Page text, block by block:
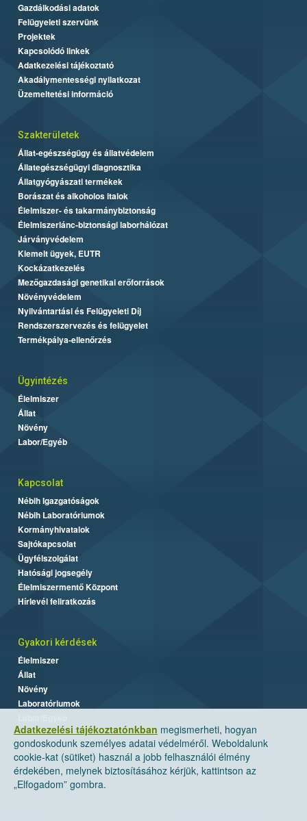
Adatkezelési tájékoztatónkban megismerheti, hogyan
gondoskodunk személyes adatai védelméről. Weboldalunk
cookie-kat (sütiket) használ a jobb felhasználói élmény
érdekében, melynek biztosításához kérjük, kattintson az
„Elfogadom” gombra.
Gazdálkodási adatok
Felügyeleti szervünk
Projektek
Kapcsolódó linkek
Adatkezelési tájékoztató
Akadálymentességi nyilatkozat
Üzemeltetési információ
Szakterületek
Állat-egészségügy és állatvédelem
Állategészségügyi diagnosztika
Állatgyógyászati termékek
Borászat és alkoholos italok
Élelmiszer- és takarmánybiztonság
Élelmiszerlánc-biztonsági laborhálózat
Járványvédelem
Kiemelt ügyek, EUTR
Kockázatkezelés
Mezőgazdasági genetikai erőforrások
Növényvédelem
Nyilvántartási és Felügyeleti Díj
Rendszerszervezés és felügyelet
Termékpálya-ellenőrzés
Ügyintézés
Élelmiszer
Állat
Növény
Labor/Egyéb
Kapcsolat
Nébih Igazgatóságok
Nébih Laboratóriumok
Kormányhivatalok
Sajtókapcsolat
Ügyfélszolgálat
Hatósági jogsegély
Élelmiszermentő Központ
Hírlevél feliratkozás
Gyakori kérdések
Élelmiszer
Állat
Növény
Laboratóriumok